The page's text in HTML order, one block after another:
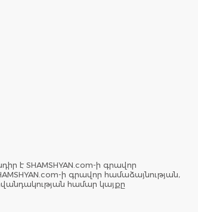
է SHAMSHYAN.com-ի գրավոր
ի գրավոր համաձայնության,
համար կայքը